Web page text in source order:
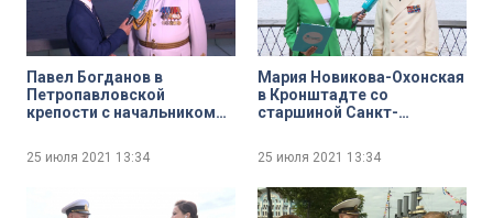
Павел Богданов в
Петропавловской
крепости с начальником
морского училища
Алексеем Масимчуком
25 июля 2021 13:34
Мария Новикова-Охонская
в Кронштадте со
старшиной Санкт-
Собрания Василием
Камлюком
25 июля 2021 13:34